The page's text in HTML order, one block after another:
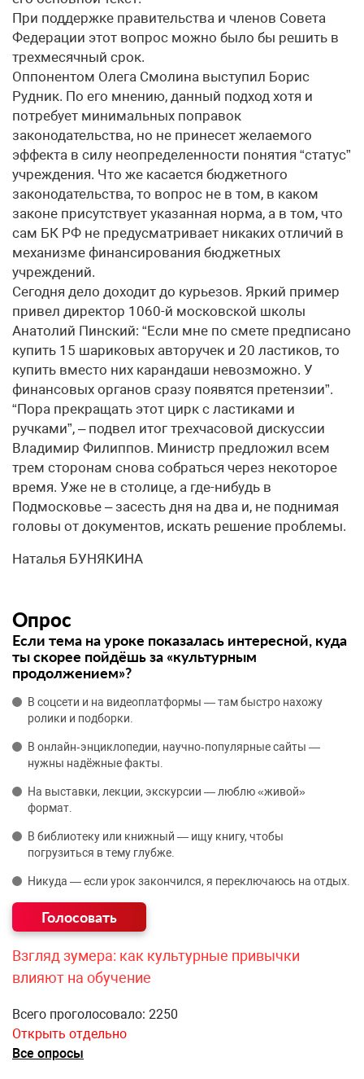
При поддержке правительства и членов Совета
Федерации этот вопрос можно было бы решить в
трехмесячный срок.
Оппонентом Олега Смолина выступил Борис
Рудник. По его мнению, данный подход хотя и
потребует минимальных поправок
законодательства, но не принесет желаемого
эффекта в силу неопределенности понятия “статус”
учреждения. Что же касается бюджетного
законодательства, то вопрос не в том, в каком
законе присутствует указанная норма, а в том, что
сам БК РФ не предусматривает никаких отличий в
механизме финансирования бюджетных
учреждений.
Сегодня дело доходит до курьезов. Яркий пример
привел директор 1060-й московской школы
Анатолий Пинский: “Если мне по смете предписано
купить 15 шариковых авторучек и 20 ластиков, то
купить вместо них карандаши невозможно. У
финансовых органов сразу появятся претензии”.
“Пора прекращать этот цирк с ластиками и
ручками”, – подвел итог трехчасовой дискуссии
Владимир Филиппов. Министр предложил всем
трем сторонам снова собраться через некоторое
время. Уже не в столице, а где-нибудь в
Подмосковье – засесть дня на два и, не поднимая
головы от документов, искать решение проблемы.
Наталья БУНЯКИНА
Опрос
Если тема на уроке показалась интересной, куда
ты скорее пойдёшь за «культурным
продолжением»?
В соцсети и на видеоплатформы — там быстро нахожу
ролики и подборки.
В онлайн‑энциклопедии, научно‑популярные сайты —
нужны надёжные факты.
На выставки, лекции, экскурсии — люблю «живой»
формат.
В библиотеку или книжный — ищу книгу, чтобы
погрузиться в тему глубже.
Никуда — если урок закончился, я переключаюсь на отдых.
Взгляд зумера: как культурные привычки
влияют на обучение
Всего проголосовало: 2250
Открыть отдельно
Все опросы